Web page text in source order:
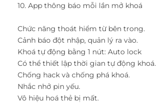
10. App thông báo mỗi lần mở khoá
Chức năng thoát hiểm từ bên trong.
Cảnh báo đột nhập, quản lý ra vào.
Khoá tự động bằng 1 nút: Auto lock
Có thể thiết lập thời gian tự động khoá.
Chống hack và chống phá khoá.
Nhắc nhở pin yếu.
Vô hiệu hoá thẻ bị mất.